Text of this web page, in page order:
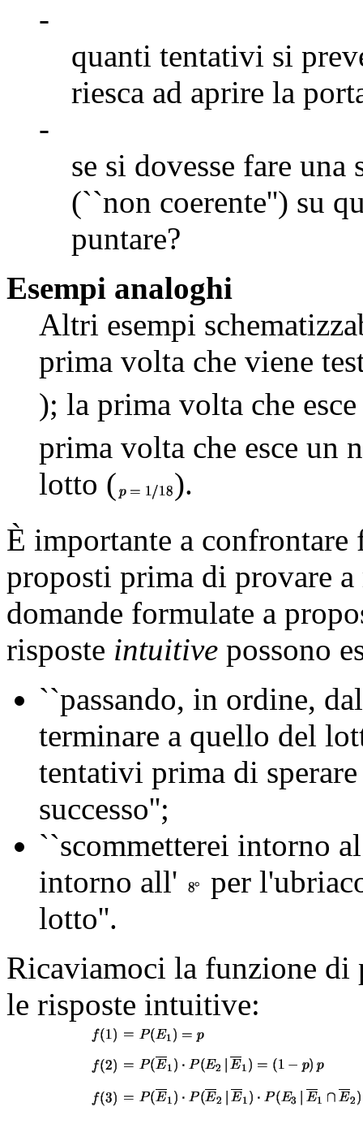
-
quanti tentativi si
riesca ad aprire la
-
se si dovesse fare
(``non coerente'') su
puntare?
Esempi analoghi
Altri esempi
prima volta che viene
); la prima volta che
prima volta che esce un
lotto (
).
È importante a
proposti prima di provare
domande formulate a
risposte intuitive possono
``passando, in ordine,
terminare a quello del
tentativi prima di
successo'';
``scommetterei intorno
intorno all'
per
lotto''.
Ricaviamoci la funzione
le risposte intuitive: